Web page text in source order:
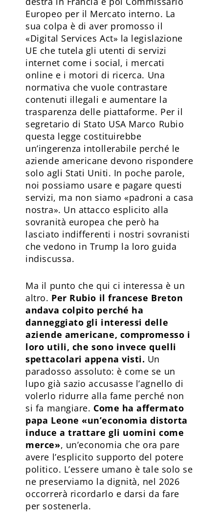
Europeo per il Mercato interno. La
sua colpa è di aver promosso il
«Digital Services Act» la legislazione
UE che tutela gli utenti di servizi
internet come i social, i mercati
online e i motori di ricerca. Una
normativa che vuole contrastare
contenuti illegali e aumentare la
trasparenza delle piattaforme. Per il
segretario di Stato USA Marco Rubio
questa legge costituirebbe
un’ingerenza intollerabile perché le
aziende americane devono rispondere
solo agli Stati Uniti. In poche parole,
noi possiamo usare e pagare questi
servizi, ma non siamo «padroni a casa
nostra». Un attacco esplicito alla
sovranità europea che però ha
lasciato indifferenti i nostri sovranisti
che vedono in Trump la loro guida
indiscussa.
Ma il punto che qui ci interessa è un
altro. Per Rubio il francese Breton
andava colpito perché ha
danneggiato gli interessi delle
aziende americane, compromesso i
loro utili, che sono invece quelli
spettacolari appena visti. Un
paradosso assoluto: è come se un
lupo già sazio accusasse l’agnello di
volerlo ridurre alla fame perché non
si fa mangiare. Come ha affermato
papa Leone «un’economia distorta
induce a trattare gli uomini come
merce», un’economia che ora pare
avere l’esplicito supporto del potere
politico. L’essere umano è tale solo se
ne preserviamo la dignità, nel 2026
occorrerà ricordarlo e darsi da fare
per sostenerla.